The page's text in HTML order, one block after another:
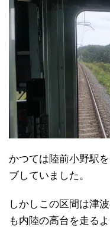
かつては陸前小野駅
ブしていました。
しかしこの区間は津
も内陸の高台を走る